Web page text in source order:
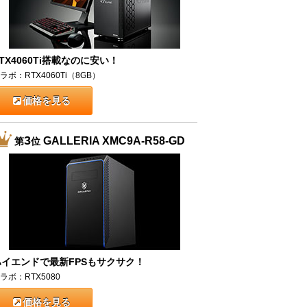
搭載なのに安い！
ボ：RTX4060Ti（8GB）
価格を見る
第3位GALLERIA XMC9A-R58-GD
エンドで最新FPSもサクサク！
ボ：RTX5080
価格を見る